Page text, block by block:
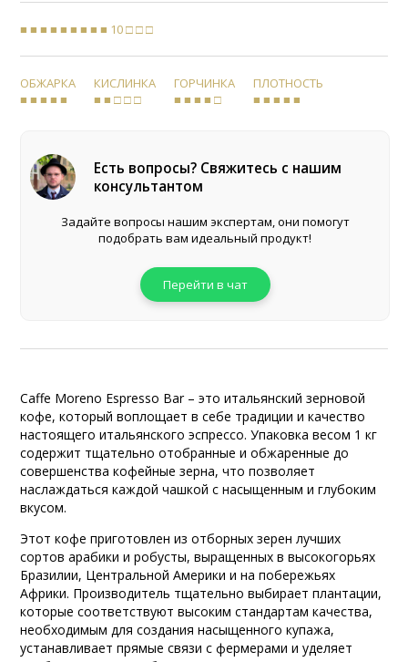
■ ■ ■ ■ ■ ■ ■ ■ ■ 10 □ □ □
ОБЖАРКА
■ ■ ■ ■ ■
КИСЛИНКА
■ ■ □ □ □
ГОРЧИНКА
■ ■ ■ ■ □
ПЛОТНОСТЬ
■ ■ ■ ■ ■
Есть вопросы? Свяжитесь с нашим
консультантом
Задайте вопросы нашим экспертам, они помогут
подобрать вам идеальный продукт!
Перейти в чат
Caffe Moreno Espresso Bar – это итальянский зерновой
кофе, который воплощает в себе традиции и качество
настоящего итальянского эспрессо. Упаковка весом 1 кг
содержит тщательно отобранные и обжаренные до
совершенства кофейные зерна, что позволяет
наслаждаться каждой чашкой с насыщенным и глубоким
вкусом.
Этот кофе приготовлен из отборных зерен лучших
сортов арабики и робусты, выращенных в высокогорьях
Бразилии, Центральной Америки и на побережьях
Африки. Производитель тщательно выбирает плантации,
которые соответствуют высоким стандартам качества,
необходимым для создания насыщенного купажа,
устанавливает прямые связи с фермерами и уделяет